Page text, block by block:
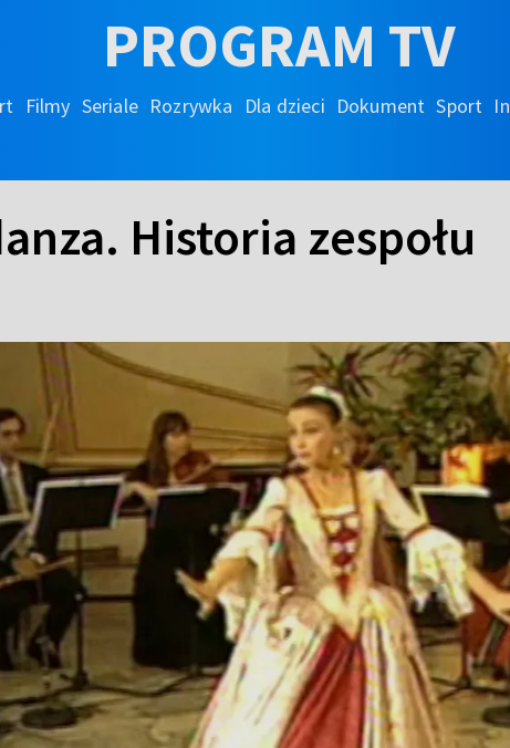
PROGRAM TV
Filmy Seriale Rozrywka Dla dzieci Dokument Sport
Historia zespołu